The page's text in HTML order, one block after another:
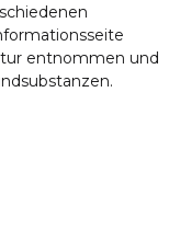
entnommen und